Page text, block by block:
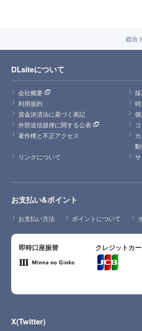
総合
DLsiteについて
会社概要
利用規約
資金決済法に基づく表記
外部送信規律に関する公表
著作権と不正アクセス
リンクについて
お支払い&ポイント
お支払い方法 ポイントについて
即時口座振替 クレジットカ
X(Twitter)